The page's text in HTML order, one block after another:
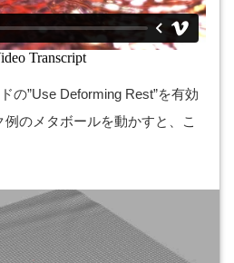
の”Use Deforming Rest”を有効
のメタボールを動かすと、こ